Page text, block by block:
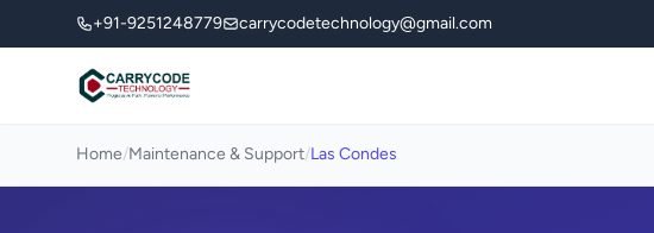
+91-9251248779 carrycodetechnology@gmail.com
Home/Maintenance & Support/Las Condes